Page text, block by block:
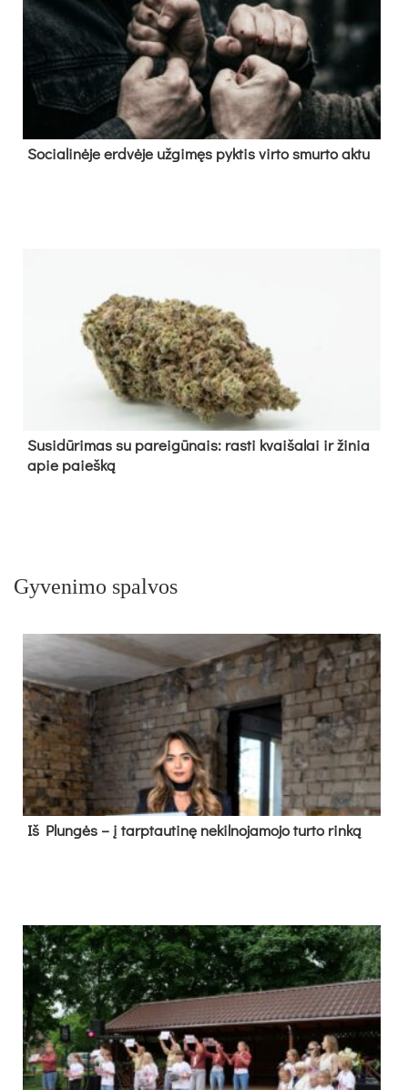
So­cia­li­nė­je erd­vė­je už­gi­męs pyk­tis vir­to smur­to ak­tu
Su­si­dū­ri­mas su pa­rei­gū­nais: ras­ti kvai­ša­lai ir ži­nia
apie paieš­ką
Gyvenimo spalvos
Iš Plungės – į tarptautinę nekilnojamojo turto rinką